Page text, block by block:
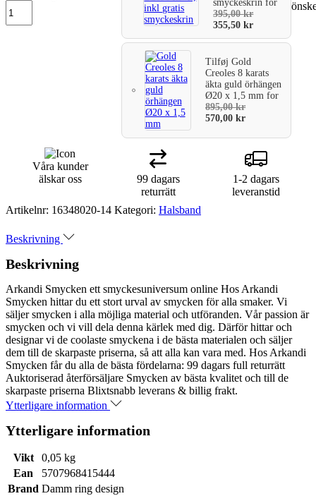
smyckeskrinfor
395,00kr
355,50kr
TilføjGold
Creoles 8 karats
äkta guld örhängen
Ø20 x 1,5 mmfor
895,00kr
570,00kr
Våra kunder
älskar oss
99 dagars
returrätt
1-2 dagars
leveranstid
Artikelnr: 16348020-14 Kategori: Halsband
Beskrivning
Beskrivning
Arkandi Smycken ett smyckesuniversum online Hos Arkandi
Smycken hittar du ett stort urval av smycken för alla smaker. Vi
säljer smycken i alla möjliga material och utföranden. Vår passion är
smycken och vi vill dela denna kärlek med dig. Därför hittar och
designar vi de coolaste smyckena i de bästa materialen och säljer
dem till de skarpaste priserna, så att alla kan vara med. Hos Arkandi
Smycken får du alla de bästa fördelarna: 99 dagars full returrätt
Auktoriserad återförsäljare Smycken av bästa kvalitet och till de
skarpaste priserna Blixtsnabb leverans & billig frakt.
Ytterligare information
Ytterligare information
Vikt
0,05 kg
Ean
5707968415444
Brand Damm ring design